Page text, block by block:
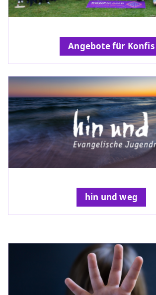
Angebote für Konfis
hin und weg